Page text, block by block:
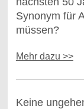
Synonym für
müssen?
Mehr dazu >>
Keine